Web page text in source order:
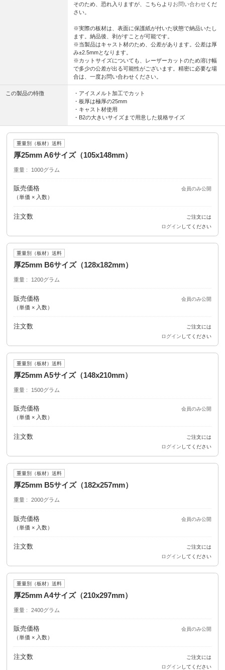
そのため、恐れ入りますが、こちらより お問い合わせ くだ
さい。
※実際の板材は、表面に保護紙が付いた状態で納品いたし
ます。納品後、剥がすことが可能です。
※当製品はキャスト材のため、公差があります。公差は厚
み±2.5mmとなります。
※カットサイズについても、レーザーカットのため溶け幅
で多少の公差が出る可能性がございます。精密に必要な場
合は、一度お問い合わせください。
この製品の特徴
・アイスメルト加工でカット
・板厚は極厚の25mm
・キャスト材使用
・B2の大きいサイズまで用意した規格サイズ
重量別（板材）送料
厚25mm A6サイズ（105x148mm）
重量 1000グラム
販売価格
（単価 × 入数）
会員のみ公開
注文数
ご注文には
ログイン してください
重量別（板材）送料
厚25mm B6サイズ（128x182mm）
重量 1200グラム
販売価格
（単価 × 入数）
会員のみ公開
注文数
ご注文には
ログイン してください
重量別（板材）送料
厚25mm A5サイズ（148x210mm）
重量 1500グラム
販売価格
（単価 × 入数）
会員のみ公開
注文数
ご注文には
ログイン してください
重量別（板材）送料
厚25mm B5サイズ（182x257mm）
重量 2000グラム
販売価格
（単価 × 入数）
会員のみ公開
注文数
ご注文には
ログイン してください
重量別（板材）送料
厚25mm A4サイズ（210x297mm）
重量 2400グラム
販売価格
（単価 × 入数）
会員のみ公開
注文数
ご注文には
ログイン してください